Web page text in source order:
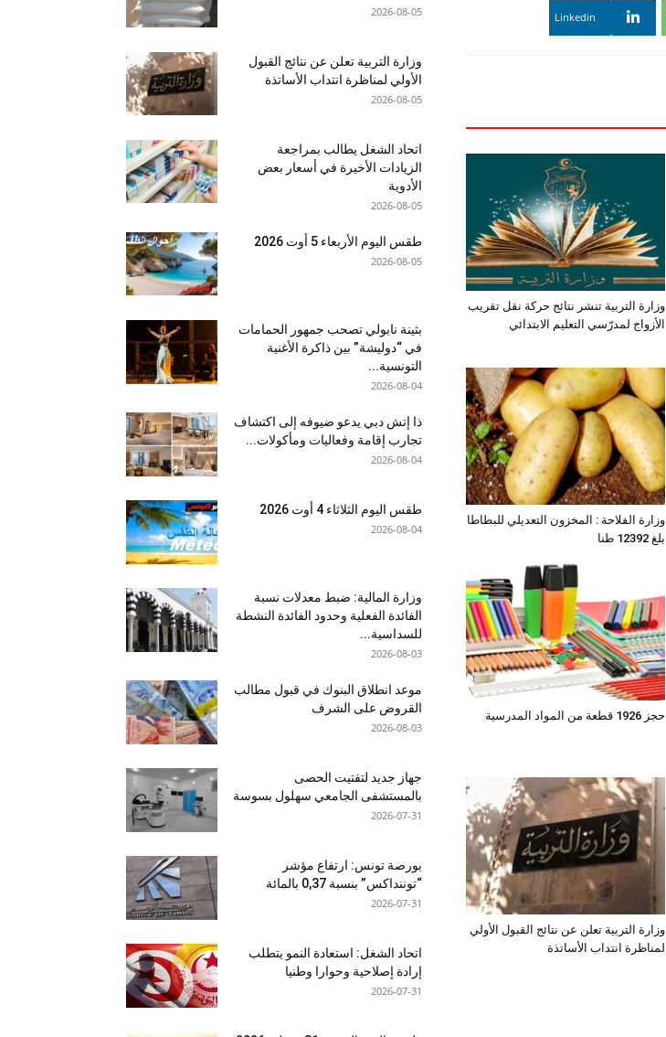
Linkedin
وزارة التربية تنشر نتائج حركة نقل تقريب
الأزواج لمدرّسي التعليم الابتدائي
وزارة الفلاحة : المخزون التعديلي للبطاطا
بلغ 12392 طنا
حجز 1926 قطعة من المواد المدرسية
وزارة التربية تعلن عن نتائج القبول الأولي
لمناظرة انتداب الأساتذة
2026-08-05
وزارة التربية تعلن عن نتائج القبول
الأولي لمناظرة انتداب الأساتذة
2026-08-05
اتحاد الشغل يطالب بمراجعة
الزيادات الأخيرة في أسعار بعض
الأدوية
2026-08-05
طقس اليوم الأربعاء 5 أوت 2026
2026-08-05
بثينة نابولي تصحب جمهور الحمامات
في “دوليشة” بين ذاكرة الأغنية
التونسية...
2026-08-04
ذا إتش دبي يدعو ضيوفه إلى اكتشاف
تجارب إقامة وفعاليات ومأكولات...
2026-08-04
طقس اليوم الثلاثاء 4 أوت 2026
2026-08-04
وزارة المالية: ضبط معدلات نسبة
الفائدة الفعلية وحدود الفائدة النشطة
للسداسية...
2026-08-03
موعد انطلاق البنوك في قبول مطالب
القروض على الشرف
2026-08-03
جهاز جديد لتفتيت الحصى
بالمستشفى الجامعي سهلول بسوسة
2026-07-31
بورصة تونس: ارتفاع مؤشر
“توننداكس” بنسبة 0,37 بالمائة
2026-07-31
اتحاد الشغل: استعادة النمو يتطلب
إرادة إصلاحية وحوارا وطنيا
2026-07-31